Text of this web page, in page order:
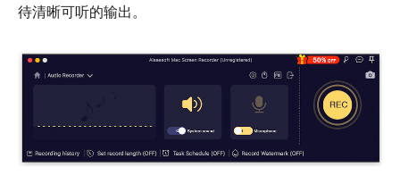
待清晰可听的输出。